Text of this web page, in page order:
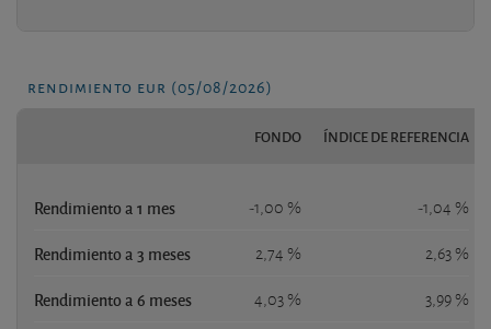
rendimiento eur (05/08/2026)
FONDO ÍNDICE DE REFERENCIA
Rendimiento a 1 mes -1,00 % -1,04 %
Rendimiento a 3 meses 2,74 % 2,63 %
Rendimiento a 6 meses 4,03 % 3,99 %